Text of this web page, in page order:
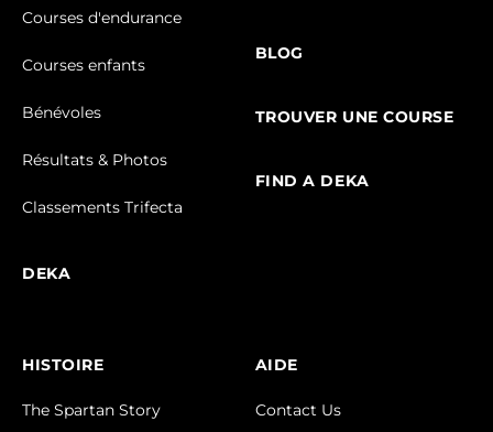
Courses d'endurance
Courses enfants
Bénévoles
Résultats & Photos
Classements Trifecta
DEKA
BLOG
TROUVER UNE COURSE
FIND A DEKA
HISTOIRE
The Spartan Story
AIDE
Contact Us